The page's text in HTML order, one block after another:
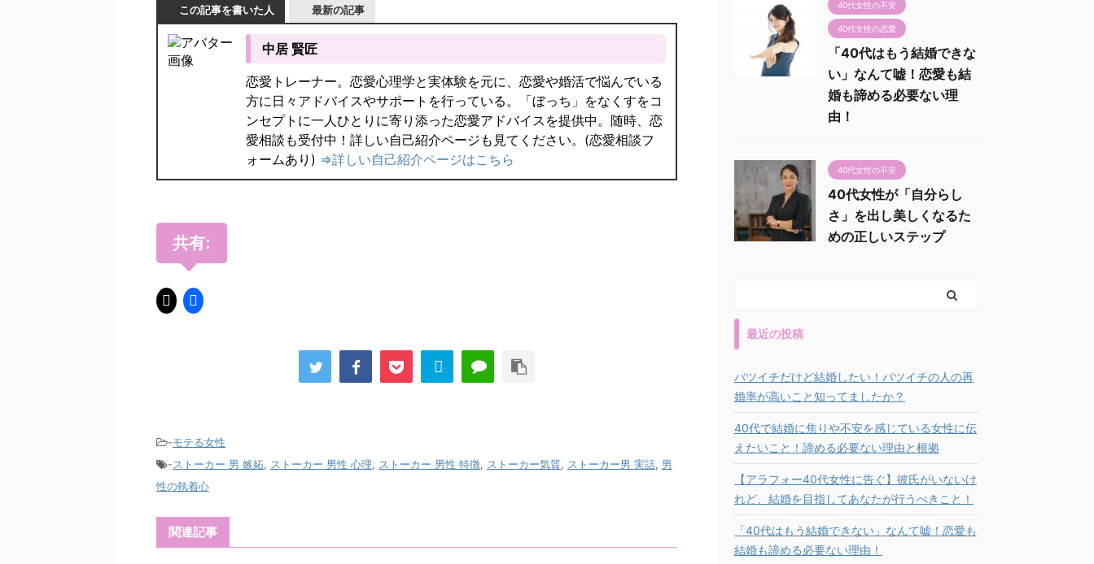
この記事を書いた人 最新の記事
中居 賢匠
恋愛トレーナー。恋愛心理学と実体験を元に、恋愛や婚活で悩んでいる
方に日々アドバイスやサポートを行っている。「ぼっち」をなくすをコ
ンセプトに一人ひとりに寄り添った恋愛アドバイスを提供中。随時、恋
愛相談も受付中！詳しい自己紹介ページも見てください。(恋愛相談フ
ォームあり) ⇒詳しい自己紹介ページはこちら
共有:
-モテる女性
-ストーカー 男 嫉妬, ストーカー 男性 心理, ストーカー 男性 特徴, ストーカー気質, ストーカー男 実話, 男
性の執着心
関連記事
40代女性の不安
40代女性の恋愛
「40代はもう結婚できな
い」なんて嘘！恋愛も結
婚も諦める必要ない理
由！
40代女性の不安
40代女性が「自分らし
さ」を出し美しくなるた
めの正しいステップ
最近の投稿
バツイチだけど結婚したい！バツイチの人の再
婚率が高いこと知ってましたか？
40代で結婚に焦りや不安を感じている女性に伝
えたいこと！諦める必要ない理由と根拠
【アラフォー40代女性に告ぐ】彼氏がいないけ
れど、結婚を目指してあなたが行うべきこと！
「40代はもう結婚できない」なんて嘘！恋愛も
結婚も諦める必要ない理由！